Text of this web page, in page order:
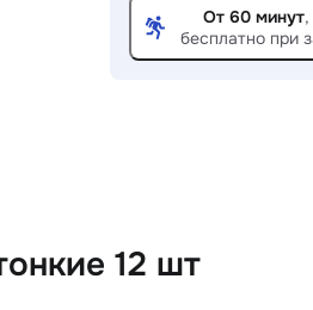
От 60 минут,
бесплатно при
12 шт